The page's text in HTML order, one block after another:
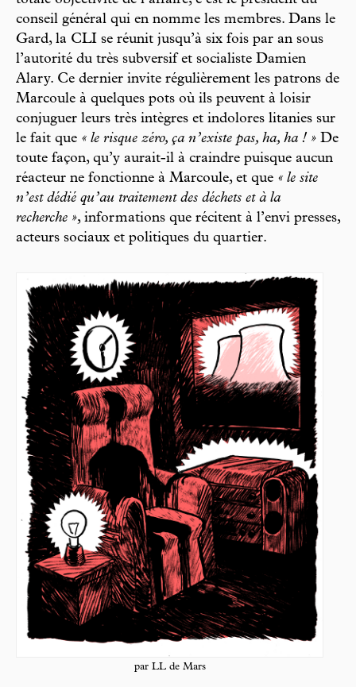
conseil général qui en nomme les membres. Dans le
Gard, la CLI se réunit jusqu’à six fois par an sous
l’autorité du très subversif et socialiste Damien
Alary. Ce dernier invite régulièrement les patrons de
Marcoule à quelques pots où ils peuvent à loisir
conjuguer leurs très intègres et indolores litanies sur
le fait que « le risque zéro, ça n’existe pas, ha, ha ! » De
toute façon, qu’y aurait-il à craindre puisque aucun
réacteur ne fonctionne à Marcoule, et que « le site
n’est dédié qu’au traitement des déchets et à la
recherche », informations que récitent à l’envi presses,
acteurs sociaux et politiques du quartier.
par LL de Mars